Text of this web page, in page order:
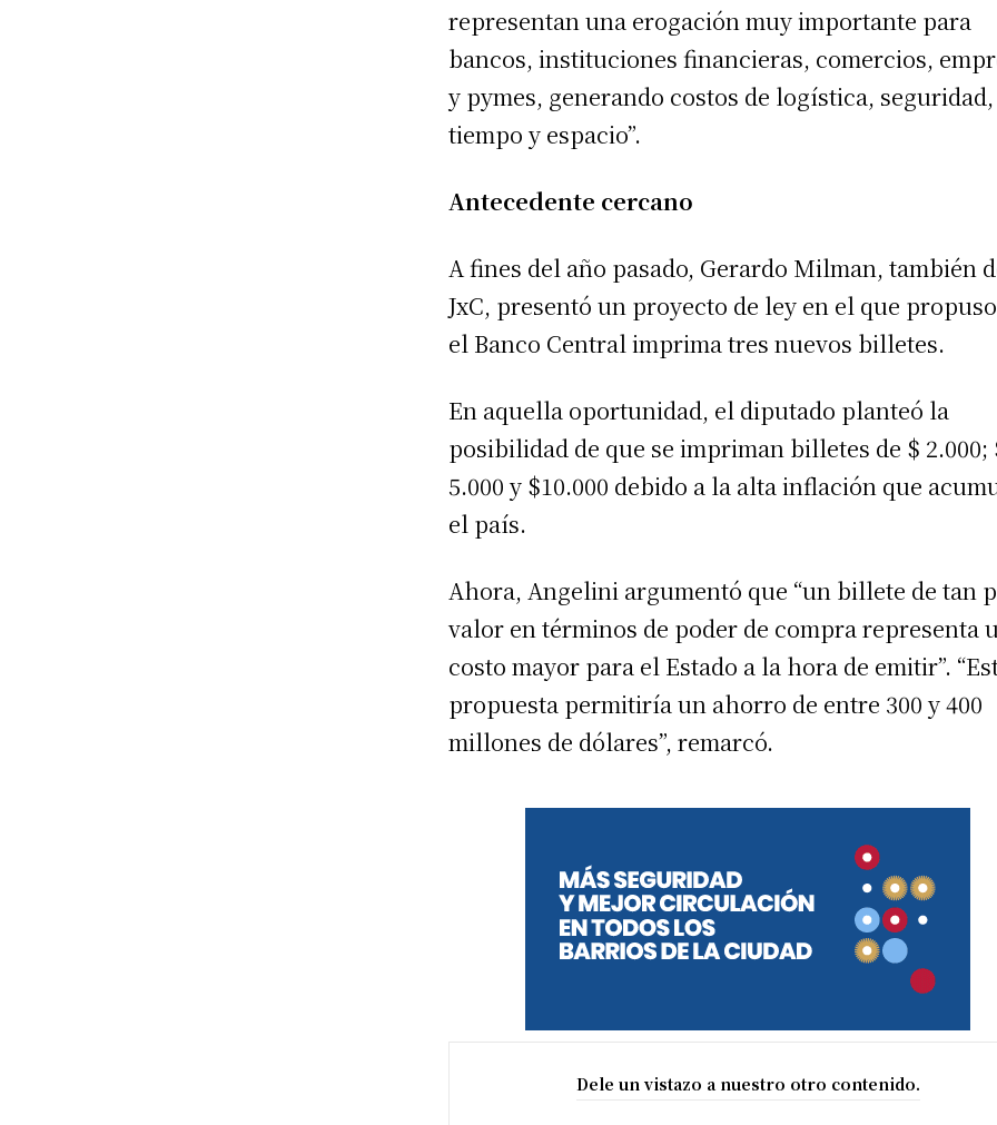
representan una erogación muy importante para
bancos, instituciones financieras, comercios,
y pymes, generando costos de logística, seguridad,
tiempo y espacio”.
Antecedente cercano
A fines del año pasado, Gerardo Milman, también
JxC, presentó un proyecto de ley en el que
el Banco Central imprima tres nuevos billetes.
En aquella oportunidad, el diputado planteó la
posibilidad de que se impriman billetes de $ 2.000;
5.000 y $10.000 debido a la alta inflación que
el país.
Ahora, Angelini argumentó que “un billete de tan
valor en términos de poder de compra representa
costo mayor para el Estado a la hora de emitir”.
propuesta permitiría un ahorro de entre 300 y 400
millones de dólares”, remarcó.
Dele un vistazo a nuestro otro contenido.